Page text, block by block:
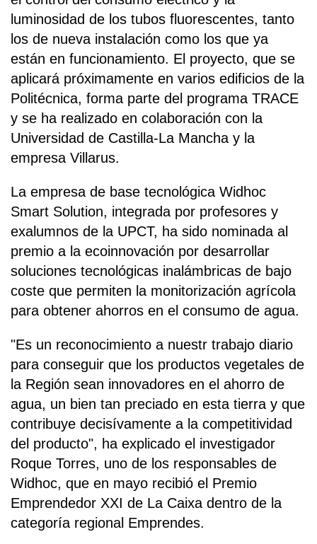
luminosidad de los tubos fluorescentes, tanto
los de nueva instalación como los que ya
están en funcionamiento. El proyecto, que se
aplicará próximamente en varios edificios de la
Politécnica, forma parte del programa TRACE
y se ha realizado en colaboración con la
Universidad de Castilla-La Mancha y la
empresa Villarus.
La empresa de base tecnológica Widhoc
Smart Solution, integrada por profesores y
exalumnos de la UPCT, ha sido nominada al
premio a la ecoinnovación por desarrollar
soluciones tecnológicas inalámbricas de bajo
coste que permiten la monitorización agrícola
para obtener ahorros en el consumo de agua.
"Es un reconocimiento a nuestr trabajo diario
para conseguir que los productos vegetales de
la Región sean innovadores en el ahorro de
agua, un bien tan preciado en esta tierra y que
contribuye decisívamente a la competitividad
del producto", ha explicado el investigador
Roque Torres, uno de los responsables de
Widhoc, que en mayo recibió el Premio
Emprendedor XXI de La Caixa dentro de la
categoría regional Emprendes.